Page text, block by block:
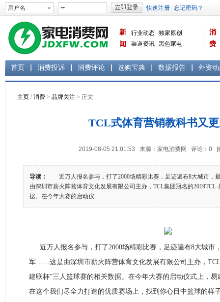
新
闻
行业动态 独家原创
渠道资讯 黑色家电
消
费
首页 消费投诉 消费评论 选购宝典 数据报告 外资
主页 /消费 > 品牌关注 > 正文
TCL式体育营销教科书又
2019-08-05 21:01:53 来源：家电消费网 评论： 0 [
导读：
近万人报名参与，打了2000场精彩比赛，足迹遍布8大城市，
由深圳市薪火阵营体育文化发展有限公司主办，TCL集团冠名的
据。在今年大赛的启动仪
近万人报名参与，打了2000场精彩比赛，足迹遍布8大城市
军……这是由深圳市薪火阵营体育文化发展有限公司主办，TCL
建联杯”三人篮球赛的相关数据。在今年大赛的启动仪式上，
在这个我们尽全力打造的优质赛场上，找到你心目中篮球的样